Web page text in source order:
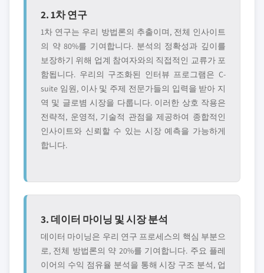
2. 1차 연구
1차 연구는 우리 방법론의 추출이며, 전체 인사이트
의 약 80%를 기여합니다. 분석의 정확성과 깊이를
보장하기 위해 업계 참여자와의 직접적인 교류가 포
함됩니다. 우리의 구조화된 인터뷰 프로그램은 C-
suite 임원, 이사 및 주제 전문가들의 입력을 받아 지
역 및 글로볌 시장을 다룹니다. 이러한 상호 작용은
전략적, 운영적, 기술적 관점을 제공하여 종합적인
인사이트와 신뢰할 수 있는 시장 예측을 가능하게
합니다.
3. 데이터 마이닝 및 시장 분석
데이터 마이닝은 우리 연구 프로세스의 핵심 부분으
로, 전체 방법론의 약 20%를 기여합니다. 주요 플레
이어의 수익 점유율 분석을 통해 시장 구조 분석, 업